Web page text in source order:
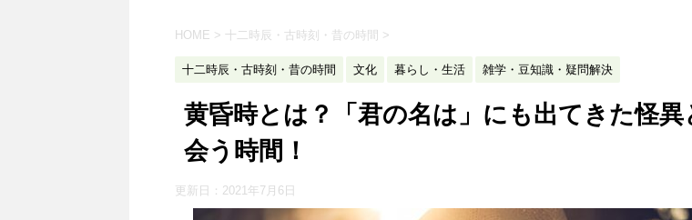
HOME > 十二時辰・古時刻・昔の時間 >
十二時辰・古時刻・昔の時間 文化 暮らし・生活 雑学・豆知識・疑問解決
黄昏時とは？「君の名は」にも出てきた怪異
会う時間！
更新日： 2021年7月6日